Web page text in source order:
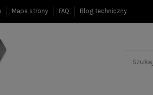
Mapa strony FAQ Blog techniczny